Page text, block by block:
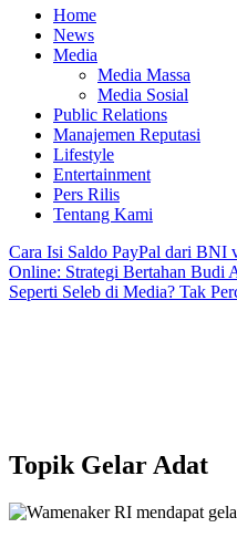
Home
News
Media
Media Massa
Media Sosial
Public Relations
Manajemen Reputasi
Lifestyle
Entertainment
Pers Rilis
Tentang Kami
Cara Isi Saldo PayPal dari BNI
Online: Strategi Bertahan Budi
Seperti Seleb di Media? Tak
Topik Gelar Adat